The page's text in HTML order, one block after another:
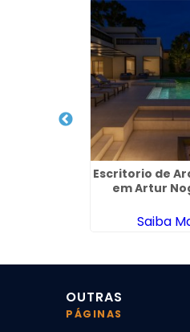
Escritorio de
em Artur
Saiba
OUTRAS
PÁGINAS